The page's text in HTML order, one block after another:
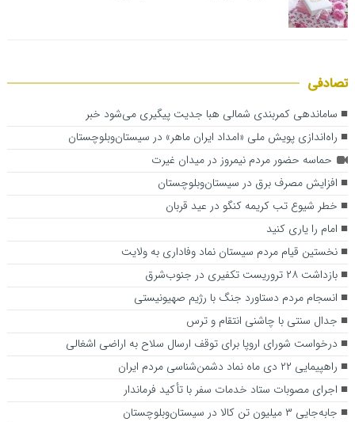
تصادفی
ساماندهی کمربندی شمالی ه‍با جدیت پیگیری می‌شود ‌خبر
راه‌اندازی پویش ملی «امداد ایران ماهر» در سیستان‌وبلوچستان
حماسه حضور مردم نیمروز در میدان غیرت
افزایش مصرف برق در سیستان‌وبلوچستان
خطر شیوع تب کریمه کنگو در عید قربان
امام را یاری کنید
نخستین قیام مردم سیستان نماد وفاداری به ولایت
بازداشت ۲۸ تروریست تکفیری در جنوب‌شرق
انسجام مردم دستاورد جنگ با رژیم صهیونیستی
جدال سنتی با چاشنی انتقام و ترس
درخواست شورای اروپا برای توقف ارسال سلاح به اراضی اشغالی
راهپیمایی ۲۲ دی ماه نماد دشمن‌شناسی مردم ایران
اجرای مصوبات ستاد خدمات سفر با تأکید فرماندار
جابه‌جایی ۳ میلیون تن کالا در سیستان‌وبلوچستان